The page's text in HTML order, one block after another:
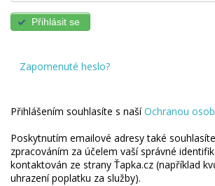
Přihlásit se
Zapomenuté heslo?
Přihlášením souhlasíte s našíOchranou
Poskytnutím emailové adresy také
zpracováním za účelem vaší správné
kontaktován ze strany Ťapka.cz (například
uhrazení poplatku za služby).